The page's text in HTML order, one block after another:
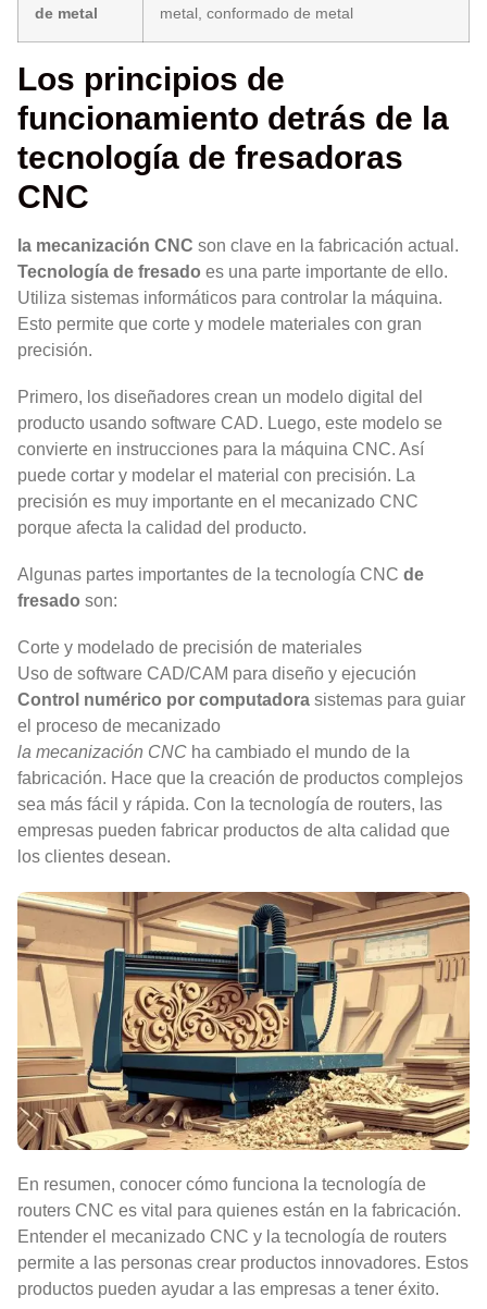
de metal
metal, conformado de metal
Los principios de
funcionamiento detrás de la
tecnología de fresadoras
CNC
la mecanización CNC son clave en la fabricación actual.
Tecnología de fresado es una parte importante de ello.
Utiliza sistemas informáticos para controlar la máquina.
Esto permite que corte y modele materiales con gran
precisión.
Primero, los diseñadores crean un modelo digital del
producto usando software CAD. Luego, este modelo se
convierte en instrucciones para la máquina CNC. Así
puede cortar y modelar el material con precisión. La
precisión es muy importante en el mecanizado CNC
porque afecta la calidad del producto.
Algunas partes importantes de la tecnología CNC de
fresado son:
Corte y modelado de precisión de materiales
Uso de software CAD/CAM para diseño y ejecución
Control numérico por computadora sistemas para guiar
el proceso de mecanizado
la mecanización CNC ha cambiado el mundo de la
fabricación. Hace que la creación de productos complejos
sea más fácil y rápida. Con la tecnología de routers, las
empresas pueden fabricar productos de alta calidad que
los clientes desean.
En resumen, conocer cómo funciona la tecnología de
routers CNC es vital para quienes están en la fabricación.
Entender el mecanizado CNC y la tecnología de routers
permite a las personas crear productos innovadores. Estos
productos pueden ayudar a las empresas a tener éxito.